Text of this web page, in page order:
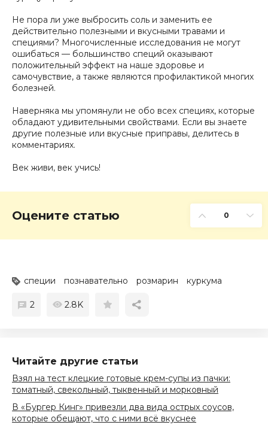
Не пора ли уже выбросить соль и заменить ее
действительно полезными и вкусными травами и
специями? Многочисленные исследования не могут
ошибаться — большинство специй оказывают
положительный эффект на наше здоровье и
самочувствие, а также являются профилактикой многих
болезней.
Наверняка мы упомянули не обо всех специях, которые
обладают удивительными свойствами. Если вы знаете
другие полезные или вкусные приправы, делитесь в
комментариях.
Век живи, век учись!
Оцените статью 0
специи познавательно розмарин куркума
2 2.8K
Читайте другие статьи
Взял на тест клецкие готовые крем-супы из пачки:
томатный, свекольный, тыквенный и морковный
В «Бургер Кинг» привезли два вида острых соусов,
которые обещают, что с ними всё вкуснее